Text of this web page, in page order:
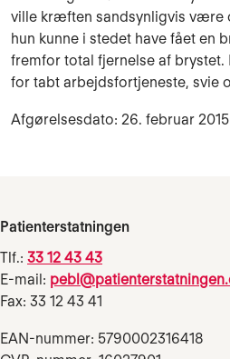
ville kræften sandsynligvis være
hun kunne i stedet have fået en
fremfor total fjernelse af brystet.
for tabt arbejdsfortjeneste, svie
Afgørelsesdato: 26. februar 2015
Patienterstatningen
Tlf.: 33 12 43 43
E-mail:
Fax: 33 12 43 41
EAN-nummer: 5790002316418